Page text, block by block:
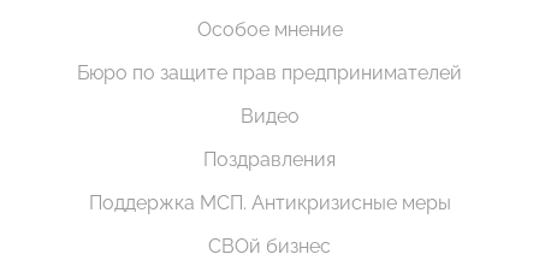
Особое мнение
Бюро по защите прав предпринимателей
Видео
Поздравления
Поддержка МСП. Антикризисные меры
СВОй бизнес